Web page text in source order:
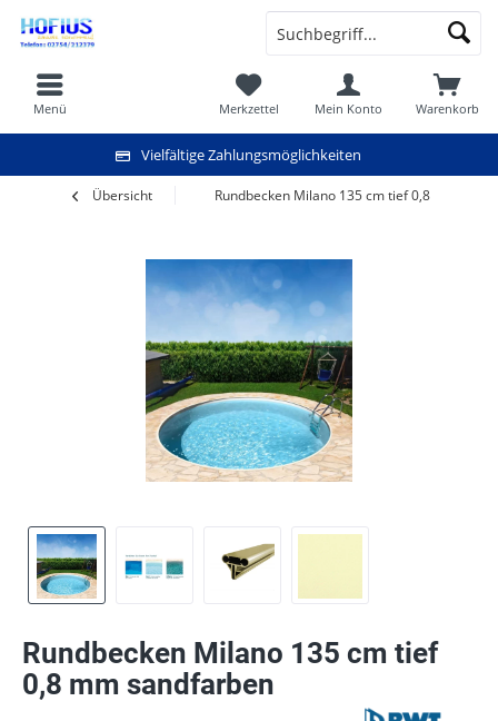
Vielfältige Zahlungsmöglichkeiten
Warenkorb
Merkzettel Mein Konto
Menü
Übersicht Rundbecken Milano 135 cm tief 0,8 mm
Rundbecken Milano 135 cm tief
0,8 mm sandfarben